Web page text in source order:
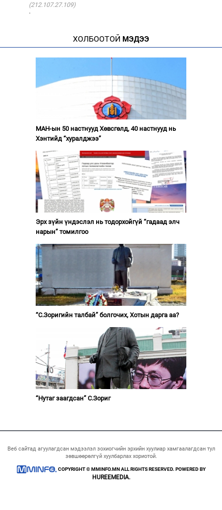
(212.107.27.109)
·
ХОЛБООТОЙ МЭДЭЭ
МАН-ын 50 настнууд Хөвсгөлд, 40 настнууд нь
Хэнтийд “хуралджээ”
Эрх зүйн үндэслэл нь тодорхойгүй “гадаад элч
нарын” томилгоо
“С.Зоригийн талбай” болгочих, Хотын дарга аа?
“Нутаг заагдсан” С.Зориг
Веб сайтад агуулагдсан мэдээлэл зохиогчийн эрхийн хуулиар хамгаалагдсан тул
зөвшөөрөлгүй хуулбарлах хориотой.
COPYRIGHT © MMINFO.MN ALL RIGHTS RESERVED. POWERED BY
HUREEMEDIA.